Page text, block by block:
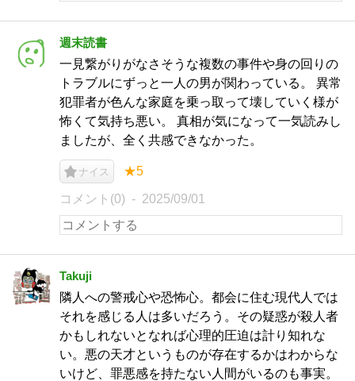
週末読書
一見繋がりがなさそうな複数の事件や身の回りの
トラブルにずっと一人の男が関わっている。 異常
犯罪者が色んな家庭を乗っ取って壊していく様が
怖くて気持ち悪い。 真相が気になって一気読みし
ましたが、全く共感できなかった。
ナイス ★5
コメント(0) 2025/09/01
Takuji
隣人への警戒心や恐怖心。都会に住む現代人では
それを感じる人は多いだろう。その疑惑が殺人者
かもしれないとなれば心理的圧迫は計り知れな
い。悪の天才というものが存在するかはわからな
いけど、罪悪感を持たない人間がいるのも事実。